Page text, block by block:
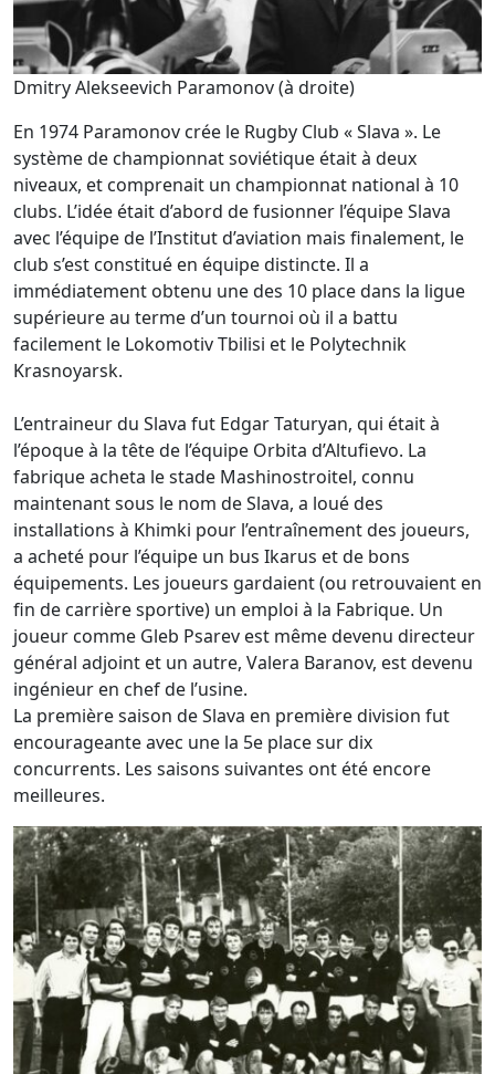
Dmitry Alekseevich Paramonov (à droite)
En 1974 Paramonov crée le Rugby Club « Slava ». Le
système de championnat soviétique était à deux
niveaux, et comprenait un championnat national à 10
clubs. L’idée était d’abord de fusionner l’équipe Slava
avec l’équipe de l’Institut d’aviation mais finalement, le
club s’est constitué en équipe distincte. Il a
immédiatement obtenu une des 10 place dans la ligue
supérieure au terme d’un tournoi où il a battu
facilement le Lokomotiv Tbilisi et le Polytechnik
Krasnoyarsk.
L’entraineur du Slava fut Edgar Taturyan, qui était à
l’époque à la tête de l’équipe Orbita d’Altufievo. La
fabrique acheta le stade Mashinostroitel, connu
maintenant sous le nom de Slava, a loué des
installations à Khimki pour l’entraînement des joueurs,
a acheté pour l’équipe un bus Ikarus et de bons
équipements. Les joueurs gardaient (ou retrouvaient en
fin de carrière sportive) un emploi à la Fabrique. Un
joueur comme Gleb Psarev est même devenu directeur
général adjoint et un autre, Valera Baranov, est devenu
ingénieur en chef de l’usine.
La première saison de Slava en première division fut
encourageante avec une la 5e place sur dix
concurrents. Les saisons suivantes ont été encore
meilleures.